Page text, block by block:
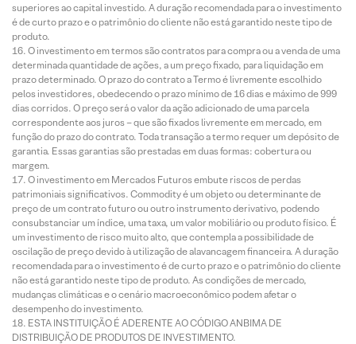
superiores ao capital investido. A duração recomendada para o investimento
é de curto prazo e o patrimônio do cliente não está garantido neste tipo de
produto.
O investimento em termos são contratos para compra ou a venda de uma
determinada quantidade de ações, a um preço fixado, para liquidação em
prazo determinado. O prazo do contrato a Termo é livremente escolhido
pelos investidores, obedecendo o prazo mínimo de 16 dias e máximo de 999
dias corridos. O preço será o valor da ação adicionado de uma parcela
correspondente aos juros – que são fixados livremente em mercado, em
função do prazo do contrato. Toda transação a termo requer um depósito de
garantia. Essas garantias são prestadas em duas formas: cobertura ou
margem.
O investimento em Mercados Futuros embute riscos de perdas
patrimoniais significativos. Commodity é um objeto ou determinante de
preço de um contrato futuro ou outro instrumento derivativo, podendo
consubstanciar um índice, uma taxa, um valor mobiliário ou produto físico. É
um investimento de risco muito alto, que contempla a possibilidade de
oscilação de preço devido à utilização de alavancagem financeira. A duração
recomendada para o investimento é de curto prazo e o patrimônio do cliente
não está garantido neste tipo de produto. As condições de mercado,
mudanças climáticas e o cenário macroeconômico podem afetar o
desempenho do investimento.
ESTA INSTITUIÇÃO É ADERENTE AO CÓDIGO ANBIMA DE
DISTRIBUIÇÃO DE PRODUTOS DE INVESTIMENTO.